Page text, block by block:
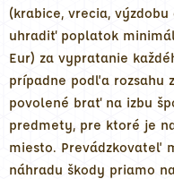
(krabice, vrecia,
uhradiť poplatok
Eur) za vypratanie
prípadne podľa rozsahu
povolené brať na izbu
predmety, pre ktoré je
miesto. Prevádzkovateľ
náhradu škody priamo